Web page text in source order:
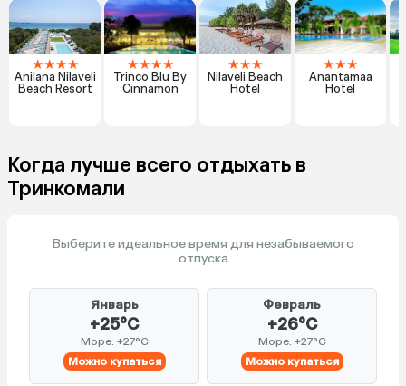
★★★★
Anilana Nilaveli
Beach Resort
★★★★
Trinco Blu By
Cinnamon
★★★
Nilaveli Beach
Hotel
★★★
Anantamaa
Hotel
Когда лучше всего отдыхать в
Тринкомали
Выберите идеальное время для незабываемого
отпуска
Январь
+25°C
Море: +27°C
Можно купаться
Февраль
+26°C
Море: +27°C
Можно купаться